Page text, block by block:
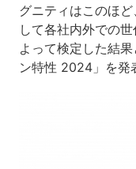
グニティはこのほ
して各社内外での
よって検定した結
ン特性 2024」を発